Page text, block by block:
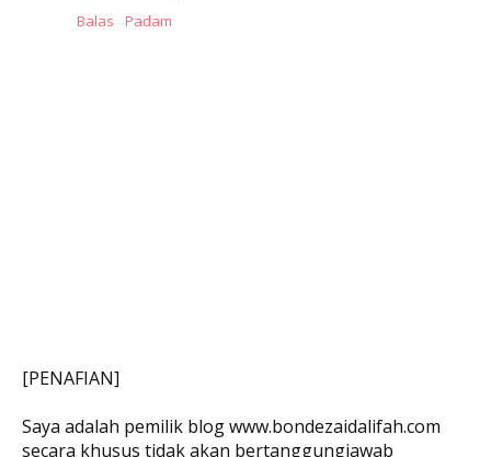
Balas
Padam
[PENAFIAN]
Saya adalah pemilik blog www.bondezaidalifah.com
secara khusus tidak akan bertanggungjawab